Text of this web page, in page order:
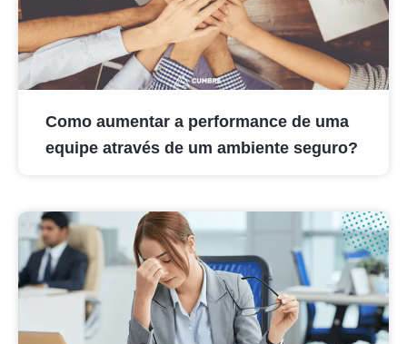
Como aumentar a performance de uma
equipe através de um ambiente seguro?